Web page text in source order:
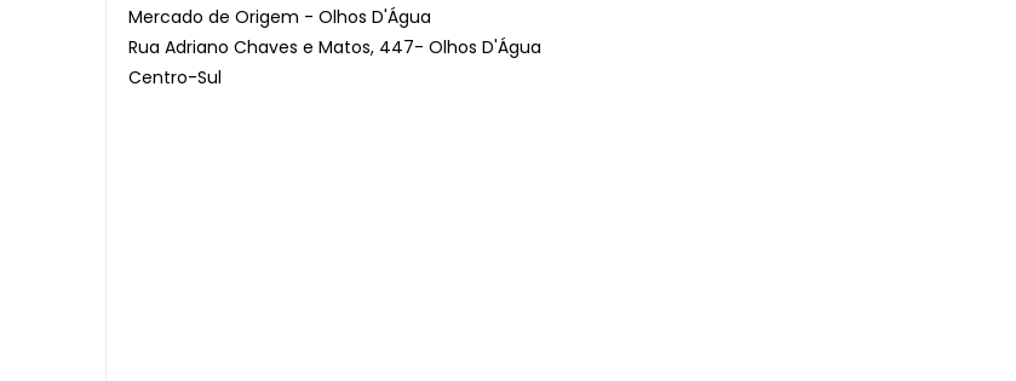
Mercado de Origem - Olhos D'Água
Rua Adriano Chaves e Matos, 447- Olhos D'Água
Centro-Sul